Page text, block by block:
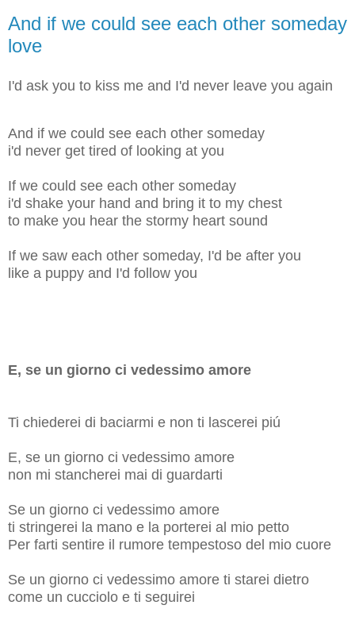
And if we could see each other someday
love
I'd ask you to kiss me and I'd never leave you again
And if we could see each other someday
i'd never get tired of looking at you
If we could see each other someday
i'd shake your hand and bring it to my chest
to make you hear the stormy heart sound
If we saw each other someday, I'd be after you
like a puppy and I'd follow you
E, se un giorno ci vedessimo amore
Ti chiederei di baciarmi e non ti lascerei piú
E, se un giorno ci vedessimo amore
non mi stancherei mai di guardarti
Se un giorno ci vedessimo amore
ti stringerei la mano e la porterei al mio petto
Per farti sentire il rumore tempestoso del mio cuore
Se un giorno ci vedessimo amore ti starei dietro
come un cucciolo e ti seguirei